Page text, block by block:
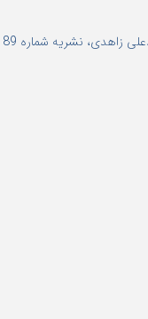
زاهدی، نشریه شماره 89